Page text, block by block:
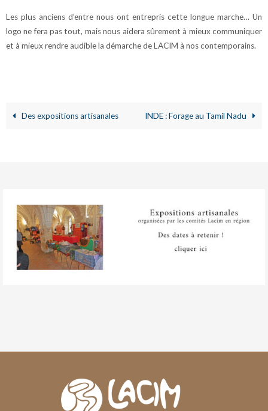
Les plus anciens d’entre nous ont entrepris cette longue marche… Un
logo ne fera pas tout, mais nous aidera sûrement à mieux communiquer
et à mieux rendre audible la démarche de LACIM à nos contemporains.
Des expositions artisanales INDE : Forage au Tamil Nadu